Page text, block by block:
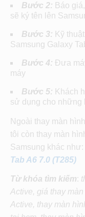
Bước 2: Báo
sẽ ký tên lên
Bước 3: Kỹ
Samsung Galaxy
Bước 4: Đưa
máy
Bước 5: Khách
sử dụng cho những
Ngoài thay màn
tôi còn thay màn
Samsung khác như:
Tab A6 7.0 (T285)
Từ khóa tìm kiếm:
Active, giá thay
Active, thay màn